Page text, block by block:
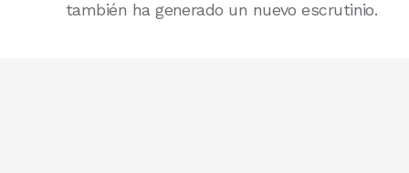
también ha generado un nuevo escrutinio.